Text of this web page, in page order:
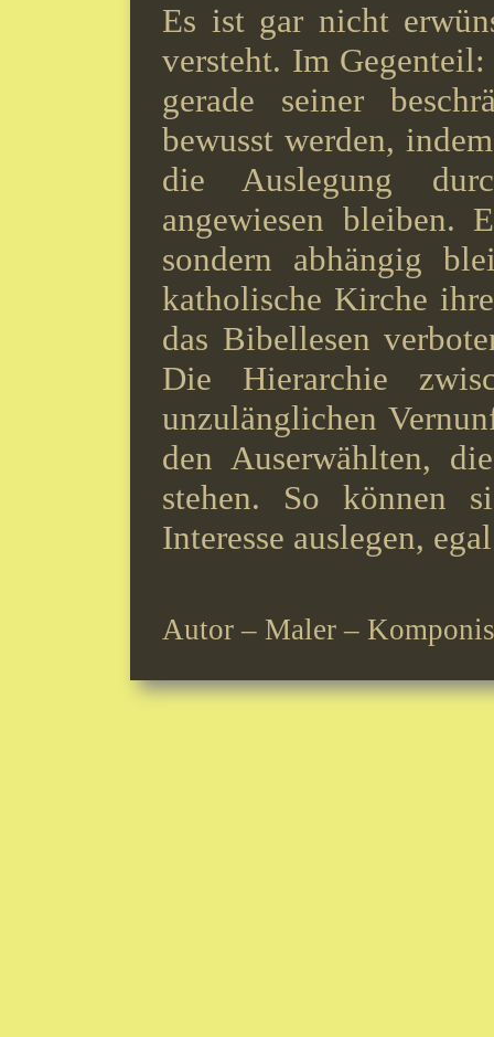
Es ist gar nicht
versteht. Im
gerade seiner
bewusst werden,
die Auslegung
angewiesen bleiben.
sondern abhängig
katholische Kirche
das Bibellesen
Die Hierarchie
unzulänglichen
den Auserwählten,
stehen. So können
Interesse auslegen,
Autor – Maler –